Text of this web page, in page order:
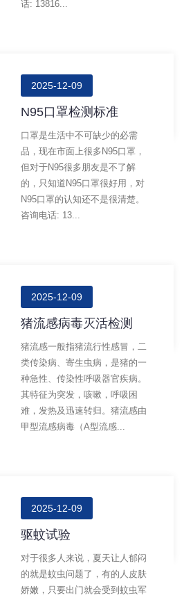
话: 13816...
2025-12-09
N95口罩检测标准
口罩是生活中不可缺少的必需
品，现在市面上很多N95口罩，
但对于N95很多朋友是不了解
的，只知道N95口罩很好用，对
N95口罩的认知还不是很清楚。
咨询电话: 13...
2025-12-09
猪流感病毒灭活检测
猪流感一般指猪流行性感冒，二
类传染病、寄生虫病，是猪的一
种急性、传染性呼吸器官疾病。
其特征为突发，咳嗽，呼吸困
难，发热及迅速转归。猪流感由
甲型流感病毒（A型流感...
2025-12-09
驱蚊试验
对于很多人来说，夏天让人郁闷
的就是蚊虫问题了，有的人皮肤
娇嫩，只要出门就会受到蚊虫军